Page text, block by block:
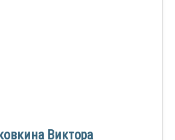
Виктора